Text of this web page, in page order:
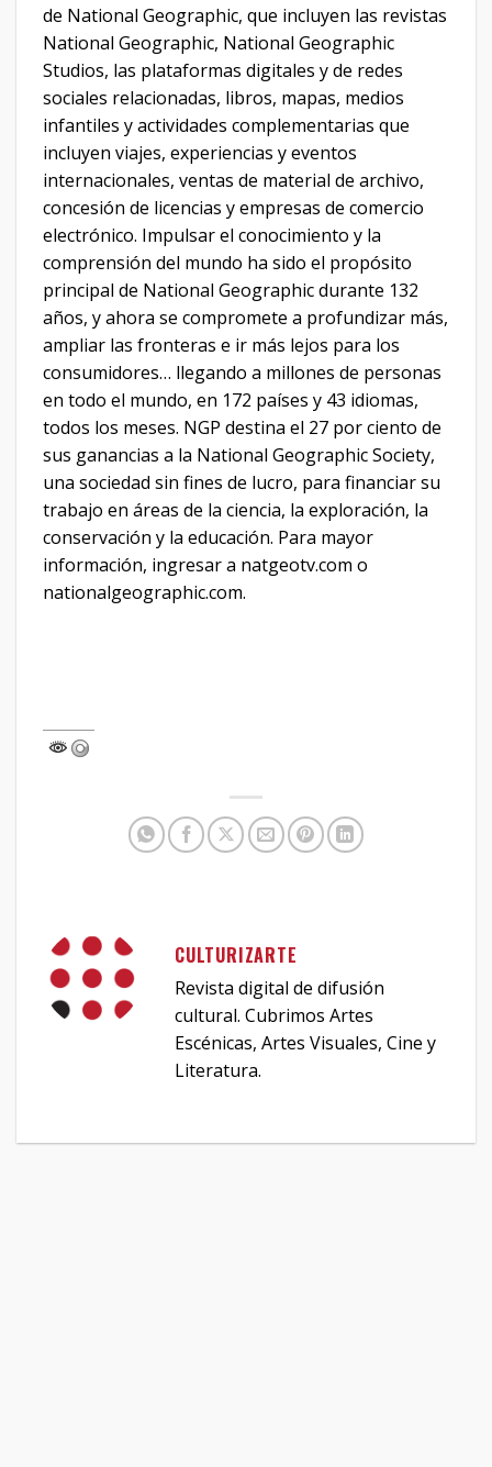
de National Geographic, que incluyen las revistas
National Geographic, National Geographic
Studios, las plataformas digitales y de redes
sociales relacionadas, libros, mapas, medios
infantiles y actividades complementarias que
incluyen viajes, experiencias y eventos
internacionales, ventas de material de archivo,
concesión de licencias y empresas de comercio
electrónico. Impulsar el conocimiento y la
comprensión del mundo ha sido el propósito
principal de National Geographic durante 132
años, y ahora se compromete a profundizar más,
ampliar las fronteras e ir más lejos para los
consumidores… llegando a millones de personas
en todo el mundo, en 172 países y 43 idiomas,
todos los meses. NGP destina el 27 por ciento de
sus ganancias a la National Geographic Society,
una sociedad sin fines de lucro, para financiar su
trabajo en áreas de la ciencia, la exploración, la
conservación y la educación. Para mayor
información, ingresar a natgeotv.com o
nationalgeographic.com.
CULTURIZARTE
Revista digital de difusión
cultural. Cubrimos Artes
Escénicas, Artes Visuales, Cine y
Literatura.